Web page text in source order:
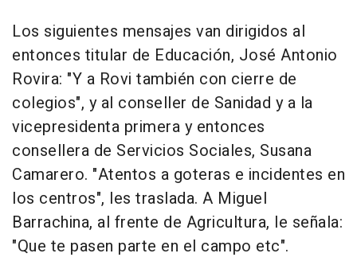
Los siguientes mensajes van dirigidos al
entonces titular de Educación, José Antonio
Rovira: "Y a Rovi también con cierre de
colegios", y al conseller de Sanidad y a la
vicepresidenta primera y entonces
consellera de Servicios Sociales, Susana
Camarero. "Atentos a goteras e incidentes en
los centros", les traslada. A Miguel
Barrachina, al frente de Agricultura, le señala:
"Que te pasen parte en el campo etc".